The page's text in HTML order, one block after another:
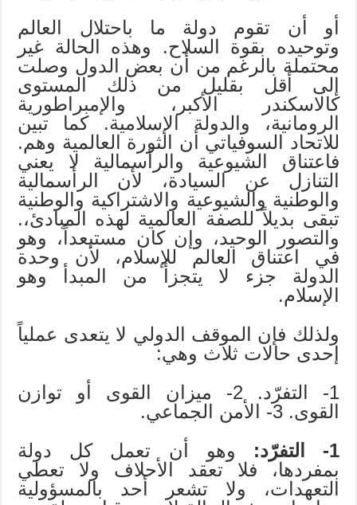
أو أن تقوم دولة ما باحتلال العالم
وتوحيده بقوة السلاح. وهذه الحالة غير
محتملة بالرغم من أن بعض الدول وصلت
إلى أقل بقليل من ذلك المستوى
كالاسكندر الأكبر، والإمبراطورية
الرومانية، والدولة الإسلامية. كما تبين
للاتحاد السوفياتي أن الثورة العالمية وهم.
فاعتناق الشيوعية والرأسمالية لا يعني
التنازل عن السيادة، لأن الرأسمالية
والوطنية والشيوعية والاشتراكية والوطنية
تبقى بديلاً للصفة العالمية لهذه المبادئ،.
والتصور الوحيد، وإن كان مستبعداً، وهو
في اعتناق العالم للإسلام، لأن وحدة
الدولة جزء لا يتجزأ من المبدأ وهو
الإسلام.
ولذلك فإن الموقف الدولي لا يتعدى عملياً
إحدى حالات ثلاث وهي:
1- التفرّد. 2- ميزان القوى أو توازن
القوى. 3- الأمن الجماعي.
1- التفرّد:
وهو أن تعمل كل دولة
بمفردها، فلا تعقد الأحلاف ولا تعطي
التعهدات، ولا تشعر أحد بالمسؤولية